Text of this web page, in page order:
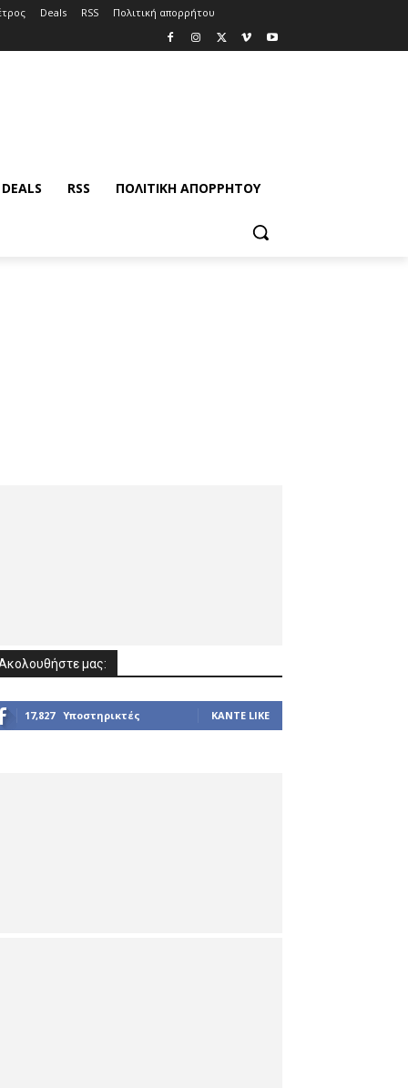
Deals RSS Πολιτική απορρήτου
DEALS RSS ΠΟΛΙΤΙΚΉ ΑΠΟΡΡΉΤΟΥ
μας:
17,827 Υποστηρικτές ΚΆΝΤΕ LIKE